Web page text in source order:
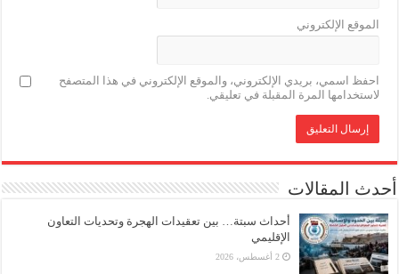
الموقع الإلكتروني
احفظ اسمي، بريدي الإلكتروني، والموقع الإلكتروني في هذا المتصفح
لاستخدامها المرة المقبلة في تعليقي.
أحدث المقالات
أحداث سبتة… بين تعقيدات الهجرة وتحديات التعاون
الإقليمي
2 أغسطس، 2026